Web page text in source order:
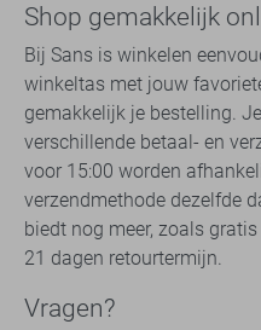
Shop gemakkelijk
Bij Sans is winkelen
winkeltas met jouw
gemakkelijk je bestelling.
verschillende betaal- en
voor 15:00 worden
verzendmethode dezelfde
biedt nog meer, zoals
21 dagen retourtermijn.
Vragen?